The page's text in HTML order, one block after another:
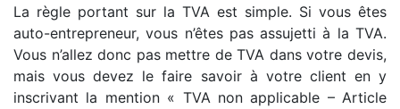
La règle portant sur la TVA est simple. Si vous êtes
auto-entrepreneur, vous n’êtes pas assujetti à la TVA.
Vous n’allez donc pas mettre de TVA dans votre devis,
mais vous devez le faire savoir à votre client en y
inscrivant la mention « TVA non applicable – Article